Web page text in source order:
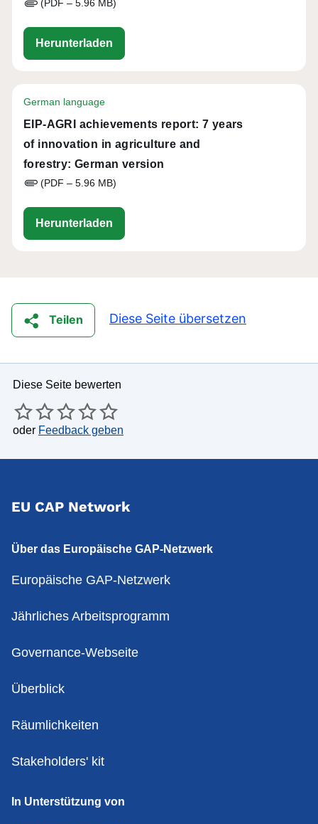
(PDF – 5.96 MB)
Herunterladen
German language
EIP-AGRI achievements report: 7 years
of innovation in agriculture and
forestry: German version
(PDF – 5.96 MB)
Herunterladen
Teilen Diese Seite übersetzen
Diese Seite bewerten
oder Feedback geben
EU CAP Network
Über das Europäische GAP-Netzwerk
Europäische GAP-Netzwerk
Jährliches Arbeitsprogramm
Governance-Webseite
Überblick
Räumlichkeiten
Stakeholders' kit
In Unterstützung von